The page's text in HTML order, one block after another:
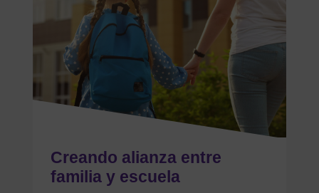
Creando alianza entre
familia y escuela